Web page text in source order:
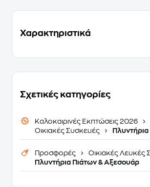
Χαρακτηριστικά
Σχετικές κατηγορίες
Καλοκαιρινές Εκπτώσεις 2026
Οικιακές Συσκευές
Προσφορές
Οικιακές Λευκές
Πλυντήρια Πιάτων & Αξεσουάρ